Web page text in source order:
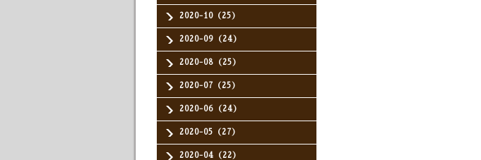
2020-10（25）
2020-09（24）
2020-08（25）
2020-07（25）
2020-06（24）
2020-05（27）
2020-04（22）